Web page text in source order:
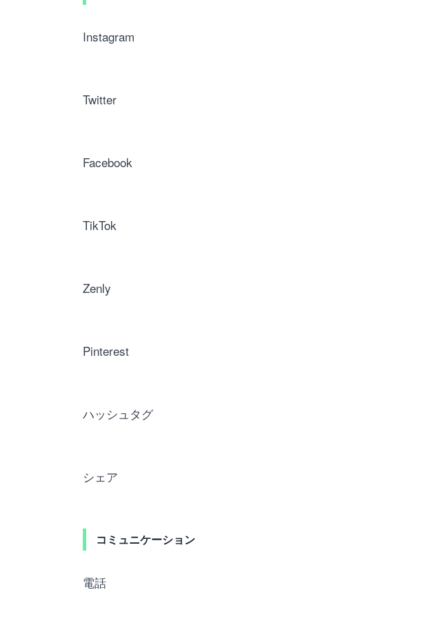
Instagram
Twitter
Facebook
TikTok
Zenly
Pinterest
ハッシュタグ
シェア
コミュニケーション
電話